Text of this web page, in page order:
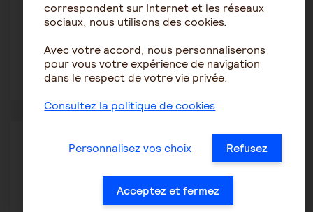
parkinson dyskinésie
8
Justinee75
Épuisement psychologique aidant
correspondent sur Internet et les réseaux
sociaux, nous utilisons des cookies.
Avec votre accord, nous personnaliserons
pour vous votre expérience de navigation
dans le respect de votre vie privée.
Consultez la politique de cookies
Personnalisez vos choix Refusez
Acceptez et fermez